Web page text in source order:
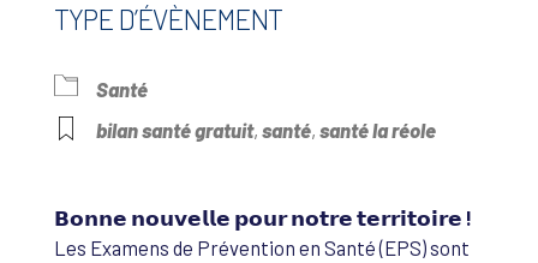
TYPE D’ÉVÈNEMENT
Santé
bilan santé gratuit, santé, santé la réole
𝗕𝗼𝗻𝗻𝗲 𝗻𝗼𝘂𝘃𝗲𝗹𝗹𝗲 𝗽𝗼𝘂𝗿 𝗻𝗼𝘁𝗿𝗲 𝘁𝗲𝗿𝗿𝗶𝘁𝗼𝗶𝗿𝗲 !
Les Examens de Prévention en Santé (EPS) sont